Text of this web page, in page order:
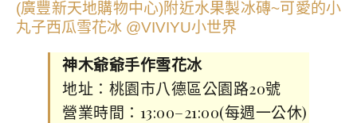
神木爺爺手作雪花冰
地址：桃園市八德區公園路20號
營業時間：13:00–21:00(每週一公休)